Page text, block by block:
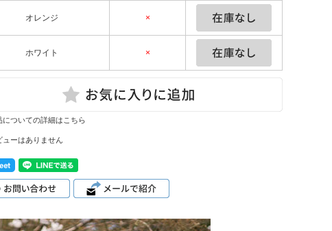
オレンジ ×
ホワイト ×
についての詳細はこちら
ューはありません